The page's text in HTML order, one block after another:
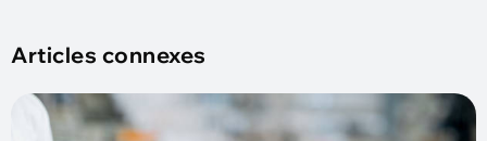
Articles connexes